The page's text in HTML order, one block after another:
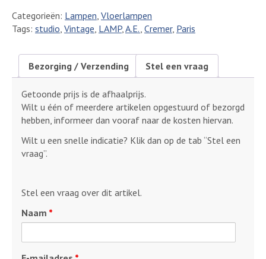
vintage
studio
aantal
Categorieën: Lampen, Vloerlampen
Tags: studio, Vintage, LAMP,A.E., Cremer, Paris
Bezorging / Verzending Stel een vraag
Getoonde prijs is de afhaalprijs.
Wilt u één of meerdere artikelen opgestuurd of bezorgd
hebben, informeer dan vooraf naar de kosten hiervan.
Wilt u een snelle indicatie? Klik dan op de tab “Stel een
vraag”.
Stel een vraag over dit artikel.
Naam *